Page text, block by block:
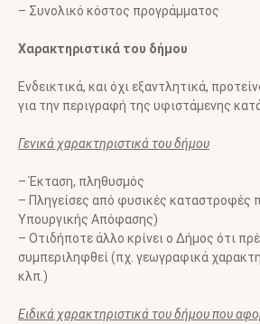
– Συνολικό κόστος προγράμματος
Χαρακτηριστικά του δήμου
Ενδεικτικά, και όχι εξαντλητικά,
για την περιγραφή της υφιστάμενης
Γενικά χαρακτηριστικά του δήμου
– Έκταση, πληθυσμός
– Πληγείσες από φυσικές καταστροφές
Υπουργικής Απόφασης)
– Οτιδήποτε άλλο κρίνει ο Δήμος ότι
συμπεριληφθεί (πχ. γεωγραφικά
κλπ.)
Ειδικά χαρακτηριστικά του δήμου που